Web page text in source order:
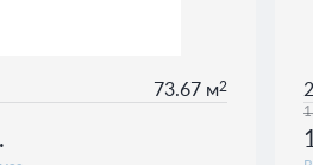
73.67 м2